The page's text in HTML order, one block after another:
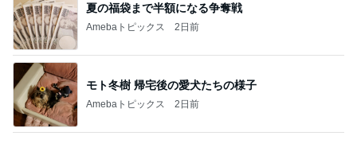
夏の福袋まで半額になる争奪戦
Amebaトピックス 2日前
モト冬樹 帰宅後の愛犬たちの様子
Amebaトピックス 2日前